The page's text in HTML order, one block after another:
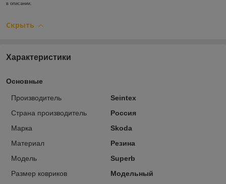
в описании.
Скрыть
Характеристики
Основные
Производитель
Seintex
Страна производитель
Россия
Марка
Skoda
Материал
Резина
Модель
Superb
Размер ковриков
Модельный